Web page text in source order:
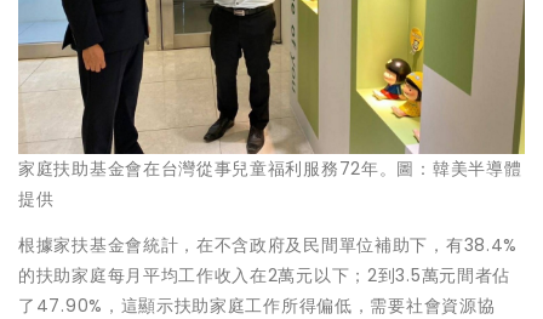
家庭扶助基金會在台灣從事兒童福利服務72年。圖：韓美半導體
提供
根據家扶基金會統計，在不含政府及民間單位補助下，有38.4%
的扶助家庭每月平均工作收入在2萬元以下；2到3.5萬元間者佔
了47.90%，這顯示扶助家庭工作所得偏低，需要社會資源協